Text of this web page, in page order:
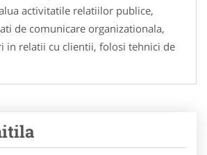
activitatile relatiilor publice,
de comunicare organizationala,
in relatii cu clientii, folosi tehnici de